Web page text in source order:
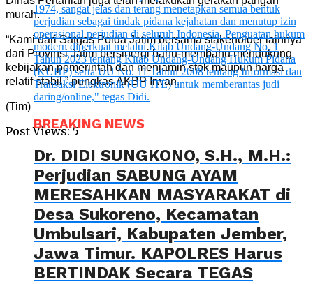
murah.
“Kami dari Satgas Polda Jatim bersama stakeholder lainnya
dari Provinsi Jatim bersinergi bahu-membahu mendukung
kebijakan pemerintah dan menjamin stok maupun harga
relatif stabil,” pungkas AKBP Irwan.
(Tim)
Post Views: 5
BREAKING NEWS
Dr. DIDI SUNGKONO, S.H., M.H.:
Perjudian SABUNG AYAM
MERESAHKAN MASYARAKAT di
Desa Sukoreno, Kecamatan
Umbulsari, Kabupaten Jember,
Jawa Timur. KAPOLRES Harus
BERTINDAK Secara TEGAS